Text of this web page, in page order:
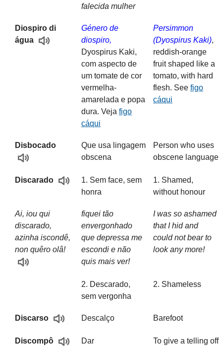
falecida mulher
Diospiro di
água
Género de
diospiro,
Dyospirus Kaki,
com aspecto de
um tomate de cor
vermelha-
amarelada e popa
dura. Veja figo
cáqui
Persimmon
(Dyospirus Kaki),
reddish-orange
fruit shaped like a
tomato, with hard
flesh. See figo
cáqui
Disbocado
Que usa lingagem
obscena
Person who uses
obscene language
Discarado
1. Sem face, sem
honra
1. Shamed,
without honour
Ai, iou qui
discarado,
azinha iscondê,
non quêro olâ!
fiquei tão
envergonhado
que depressa me
escondi e não
quis mais ver!
I was so ashamed
that I hid and
could not bear to
look any more!
2. Descarado,
sem vergonha
2. Shameless
Discarso Descalço Barefoot
Discompô
Dar
To give a telling off